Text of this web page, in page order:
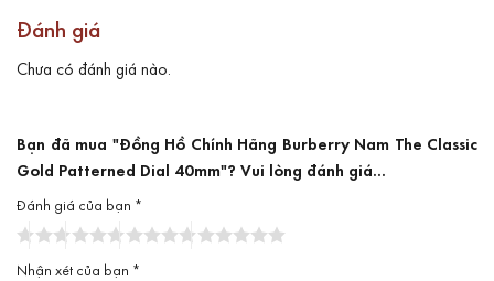
Đánh giá
Chưa có đánh giá nào.
Bạn đã mua "Đồng Hồ Chính Hãng Burberry Nam The Classic
Gold Patterned Dial 40mm"? Vui lòng đánh giá...
Đánh giá của bạn *
Nhận xét của bạn *